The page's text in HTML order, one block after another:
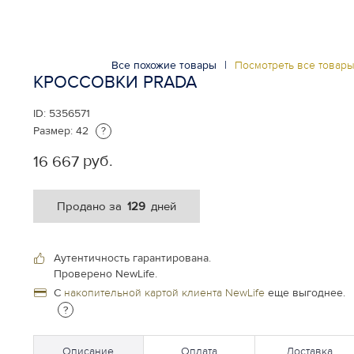
Все похожие товары | Посмотреть все
КРОССОВКИ PRADA
ID: 5356571
Размер: 42 ?
16 667 руб.
Продано за 129 дней
Аутентичность гарантирована.
Проверено NewLife.
С накопительной картой клиента NewLife еще выгоднее.
?
Описание Оплата Доставка